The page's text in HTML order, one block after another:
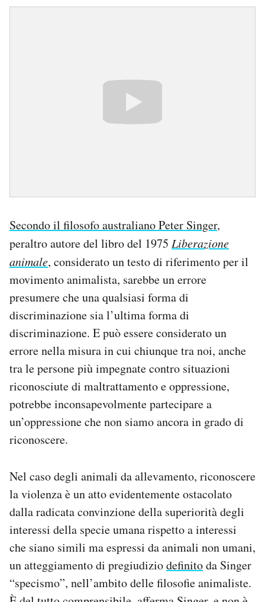
Secondo il filosofo australiano Peter Singer,
peraltro autore del libro del 1975 Liberazione
animale, considerato un testo di riferimento per il
movimento animalista, sarebbe un errore
presumere che una qualsiasi forma di
discriminazione sia l’ultima forma di
discriminazione. E può essere considerato un
errore nella misura in cui chiunque tra noi, anche
tra le persone più impegnate contro situazioni
riconosciute di maltrattamento e oppressione,
potrebbe inconsapevolmente partecipare a
un’oppressione che non siamo ancora in grado di
riconoscere.
Nel caso degli animali da allevamento, riconoscere
la violenza è un atto evidentemente ostacolato
dalla radicata convinzione della superiorità degli
interessi della specie umana rispetto a interessi
che siano simili ma espressi da animali non umani,
un atteggiamento di pregiudiziodefinitoda Singer
“specismo”, nell’ambito delle filosofie animaliste.